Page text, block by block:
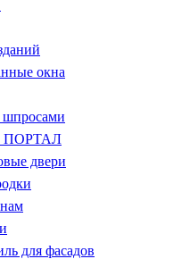
окна
шпросами
ПОРТАЛ
двери
для фасадов